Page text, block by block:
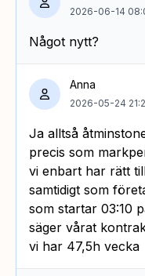
2026-06-14
Något nytt?
Anna
2026-05-24
Ja alltså
precis som
vi enbart har rätt
samtidigt som
som startar 03:10
säger vårat
vi har 47,5h vecka